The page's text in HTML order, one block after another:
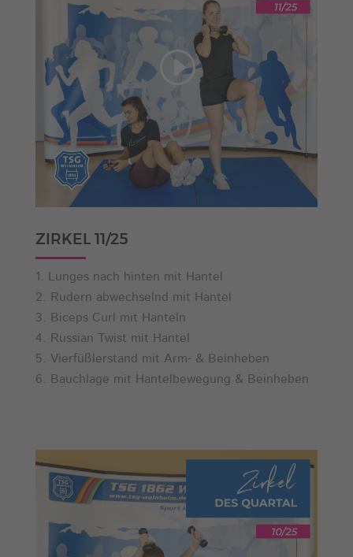
ZIRKEL 11/25
Lunges nach hinten mit Hantel
Rudern abwechselnd mit Hantel
Biceps Curl mit Hanteln
Russian Twist mit Hantel
Vierfüßlerstand mit Arm- & Beinheben
Bauchlage mit Hantelbewegung & Beinheben